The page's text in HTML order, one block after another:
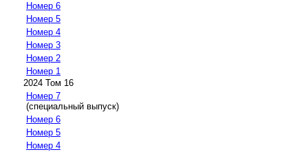
Номер 6
Номер 5
Номер 4
Номер 3
Номер 2
Номер 1
2024 Том 16
Номер 7
(специальный выпуск)
Номер 6
Номер 5
Номер 4